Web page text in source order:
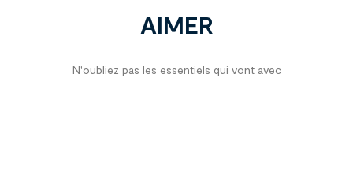
AIMER
N'oubliez pas les essentiels qui vont avec